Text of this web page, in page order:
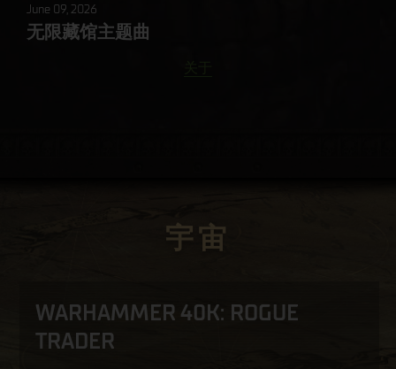
June 09, 2026
无限藏馆主题曲
宇宙
WARHAMMER 40K: ROGUE
TRADER